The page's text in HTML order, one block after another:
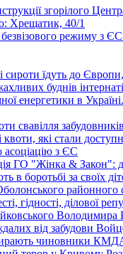
згорілого
Хрещатик, 40/1
режиму з
сироти їдуть до
буднів
енергетики в
свавілля забудовників
квоти, які стали
асоціацію з ЄС
ГО "Жінка & Закон":
в боротьбі за своїх
гідності, ділової
Володимира
від забудови
чиновники